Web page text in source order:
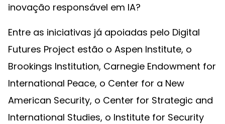
inovação responsável em IA?
Entre as iniciativas já apoiadas pelo Digital
Futures Project estão o Aspen Institute, o
Brookings Institution, Carnegie Endowment for
International Peace, o Center for a New
American Security, o Center for Strategic and
International Studies, o Institute for Security